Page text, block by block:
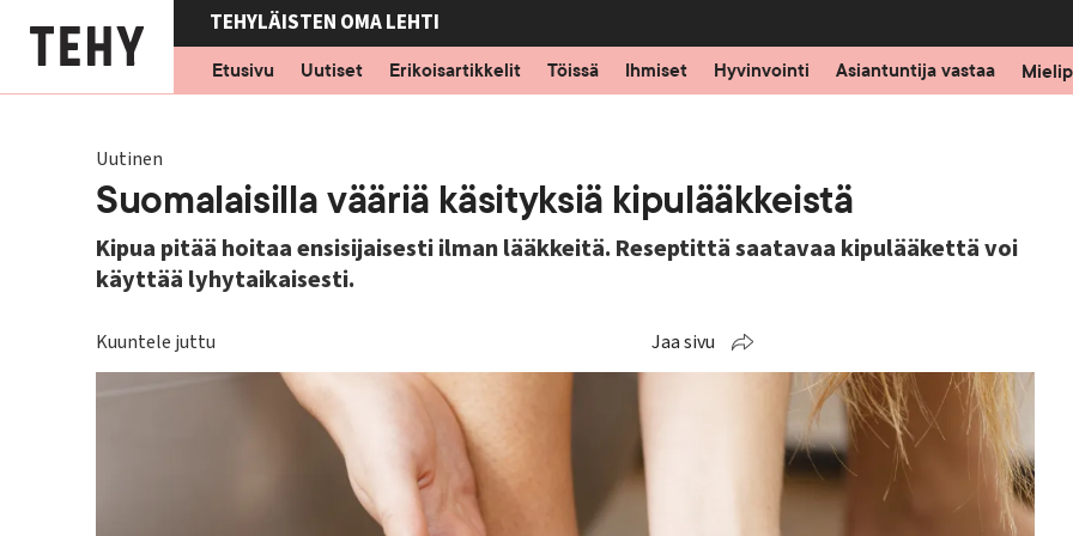
pääsisältöön
TEHYLÄISTEN OMA LEHTI
Etusivu
Uutiset Erikoisartikkelit Töissä Ihmiset Hyvinvointi Asiantuntija vastaa
Uutinen
Suomalaisilla vääriä käsityksiä kipulääkkeistä
Kipua pitää hoitaa ensisijaisesti ilman lääkkeitä. Reseptittä saatavaa kipulääkettä voi
käyttää lyhytaikaisesti.
Kuuntele juttu Jaa sivu